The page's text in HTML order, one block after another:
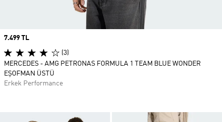
Price
7.499 TL
(3)
MERCEDES - AMG PETRONAS FORMULA 1 TEAM BLUE WONDER
EŞOFMAN ÜSTÜ
Erkek Performance